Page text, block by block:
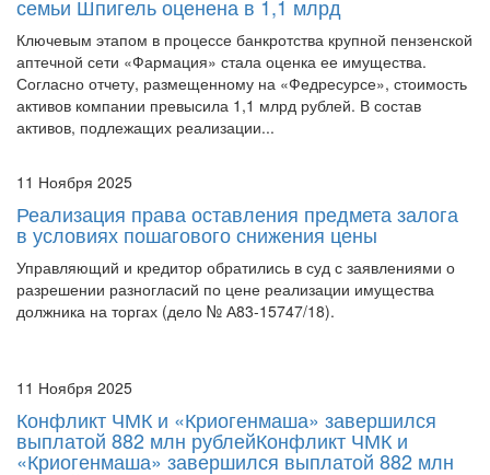
Ключевым этапом в процессе банкротства крупной пензенской
аптечной сети «Фармация» стала оценка ее имущества.
Согласно отчету, размещенному на «Федресурсе», стоимость
активов компании превысила 1,1 млрд рублей. В состав
активов, подлежащих реализации...
Реализация права оставления предмета залога
в условиях пошагового снижения цены
Управляющий и кредитор обратились в суд с заявлениями о
разрешении разногласий по цене реализации имущества
должника на торгах (дело № А83-15747/18).
Конфликт ЧМК и «Криогенмаша» завершился
выплатой 882 млн рублейКонфликт ЧМК и
«Криогенмаша» завершился выплатой 882 млн
рублей